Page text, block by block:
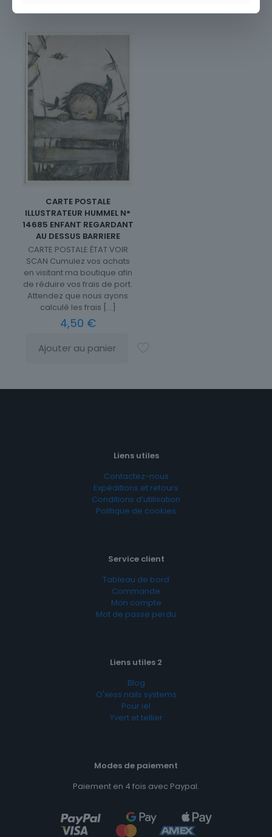
CARTE POSTALE
ILLUSTRATEUR HUMMEL N°
14685 ENFANT REGARDANT
AU DESSUS BARRIERE
CARTE POSTALE ÉTAT VOIR
SCAN Cumulez vos achats
en visitant ma boutique afin
de réduire vos frais de port.
Attendez que nous ayons
calculé les frais […]
4,50 €
Ajouter au panier
Liens utiles
Contactez-nous
Expéditions et retours
Conditions d’utilisation
Politique de cookies
Service client
Tableau de bord
Commande
Mon compte
Mot de passe perdu
Liens utiles 2
Blog
O'xess nails systems
Pour iel
Yvert et tellier
Modes de paiement
Paiement en 4 fois avec Paypal.